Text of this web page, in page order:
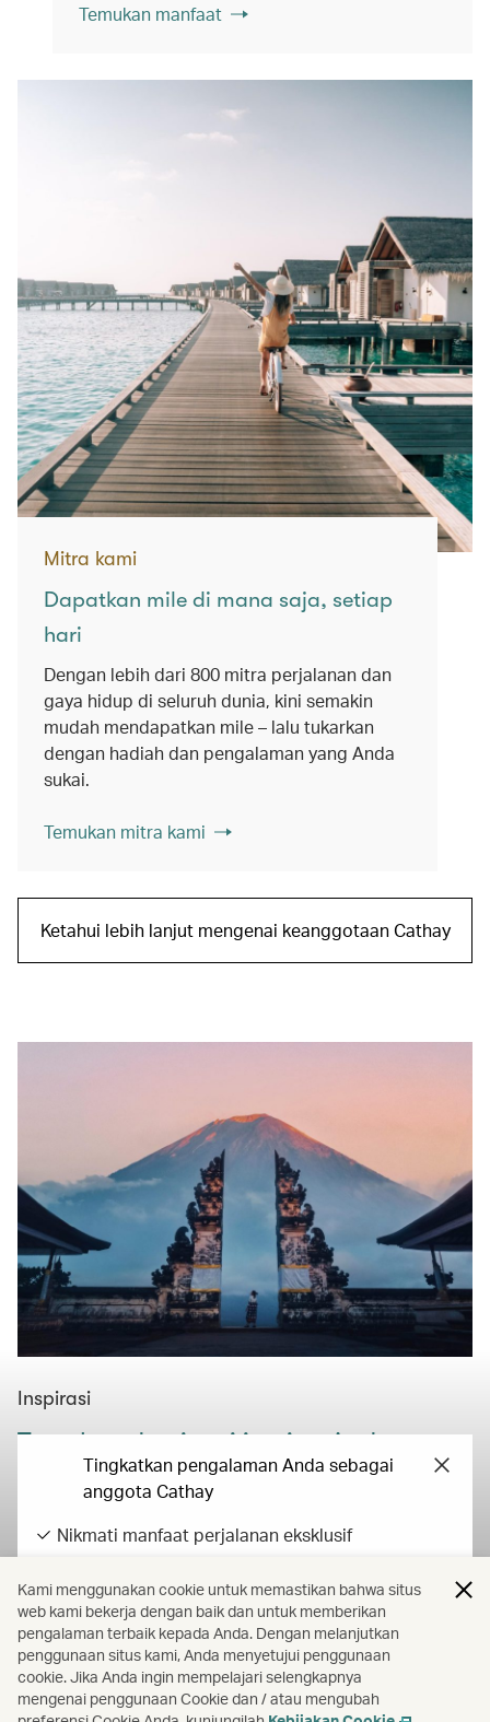
Temukan manfaat
Mitra kami
Dapatkan mile di mana saja, setiap
hari
Dengan lebih dari 800 mitra perjalanan dan
gaya hidup di seluruh dunia, kini semakin
mudah mendapatkan mile – lalu tukarkan
dengan hadiah dan pengalaman yang Anda
sukai.
Temukan mitra kami
Ketahui lebih lanjut mengenai keanggotaan Cathay
Inspirasi
Temukan destinasi impian Anda
Temukan inspirasi dalam panduan perjalanan, kiat, dan
gagasan kami, serta mulai rencanakan petualangan
Anda berikutnya hari ini.
Baca selengkapnya
Semua harga termasuk pajak dan biaya tambahan yang dikenakan oleh
maskapai penerbangan. Seluruh harga, pajak dan biaya pemerintah,
dan biaya tambahan dapat berubah sewaktu-waktu.
Tingkatkan pengalaman Anda sebagai
anggota Cathay
Nikmati manfaat perjalanan eksklusif
Dapatkan Asia Miles untuk pengeluaran sehari-
hari
Masuk / Daftar
Kami menggunakan cookie untuk memastikan bahwa situs
web kami bekerja dengan baik dan untuk memberikan
pengalaman terbaik kepada Anda. Dengan melanjutkan
penggunaan situs kami, Anda menyetujui penggunaan
cookie. Jika Anda ingin mempelajari selengkapnya
mengenai penggunaan Cookie dan / atau mengubah